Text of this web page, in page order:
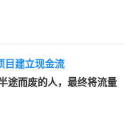
目建立现金流
途而废的人，最终将流量